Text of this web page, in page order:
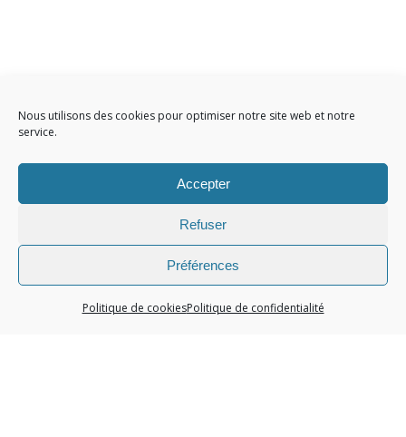
Nous utilisons des cookies pour optimiser notre site web et notre
service.
Accepter
Refuser
Préférences
Politique de cookiesPolitique de confidentialité